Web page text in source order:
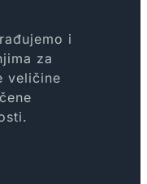
i
za
veličine